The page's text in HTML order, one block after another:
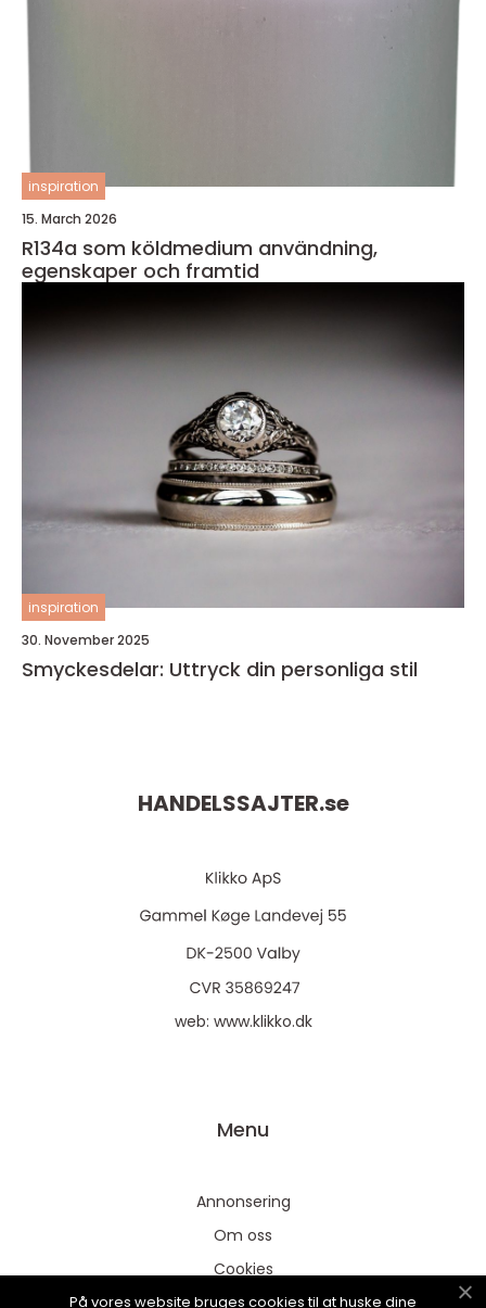
inspiration
15. March 2026
R134a som köldmedium användning,
egenskaper och framtid
inspiration
30. November 2025
Smyckesdelar: Uttryck din personliga stil
HANDELSSAJTER.se
web: www.klikko.dk
Menu
Annonsering
Om oss
Cookies
Kontakta oss
På vores website bruges cookies til at huske dine